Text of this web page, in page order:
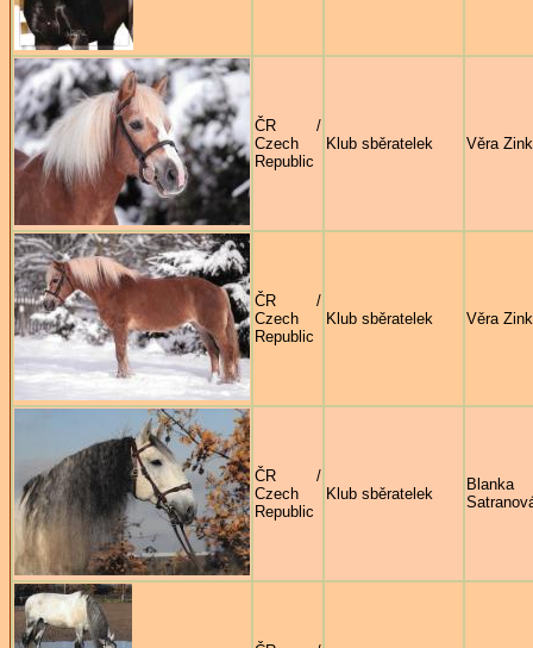
ČR /
Czech
Republic
Klub sběratelek Věra
ČR /
Czech
Republic
Klub sběratelek Věra
ČR /
Czech
Republic
Klub sběratelek
Blanka